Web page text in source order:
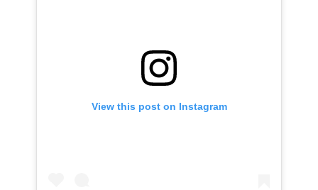
View this post on Instagram